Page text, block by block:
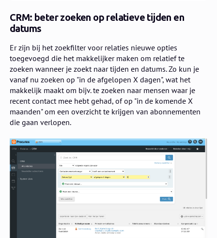
CRM: beter zoeken op relatieve tijden en
datums
Er zijn bij het zoekfilter voor relaties nieuwe opties
toegevoegd die het makkelijker maken om relatief te
zoeken wanneer je zoekt naar tijden en datums. Zo kun je
vanaf nu zoeken op "in de afgelopen X dagen", wat het
makkelijk maakt om bijv. te zoeken naar mensen waar je
recent contact mee hebt gehad, of op "in de komende X
maanden" om een overzicht te krijgen van abonnementen
die gaan verlopen.